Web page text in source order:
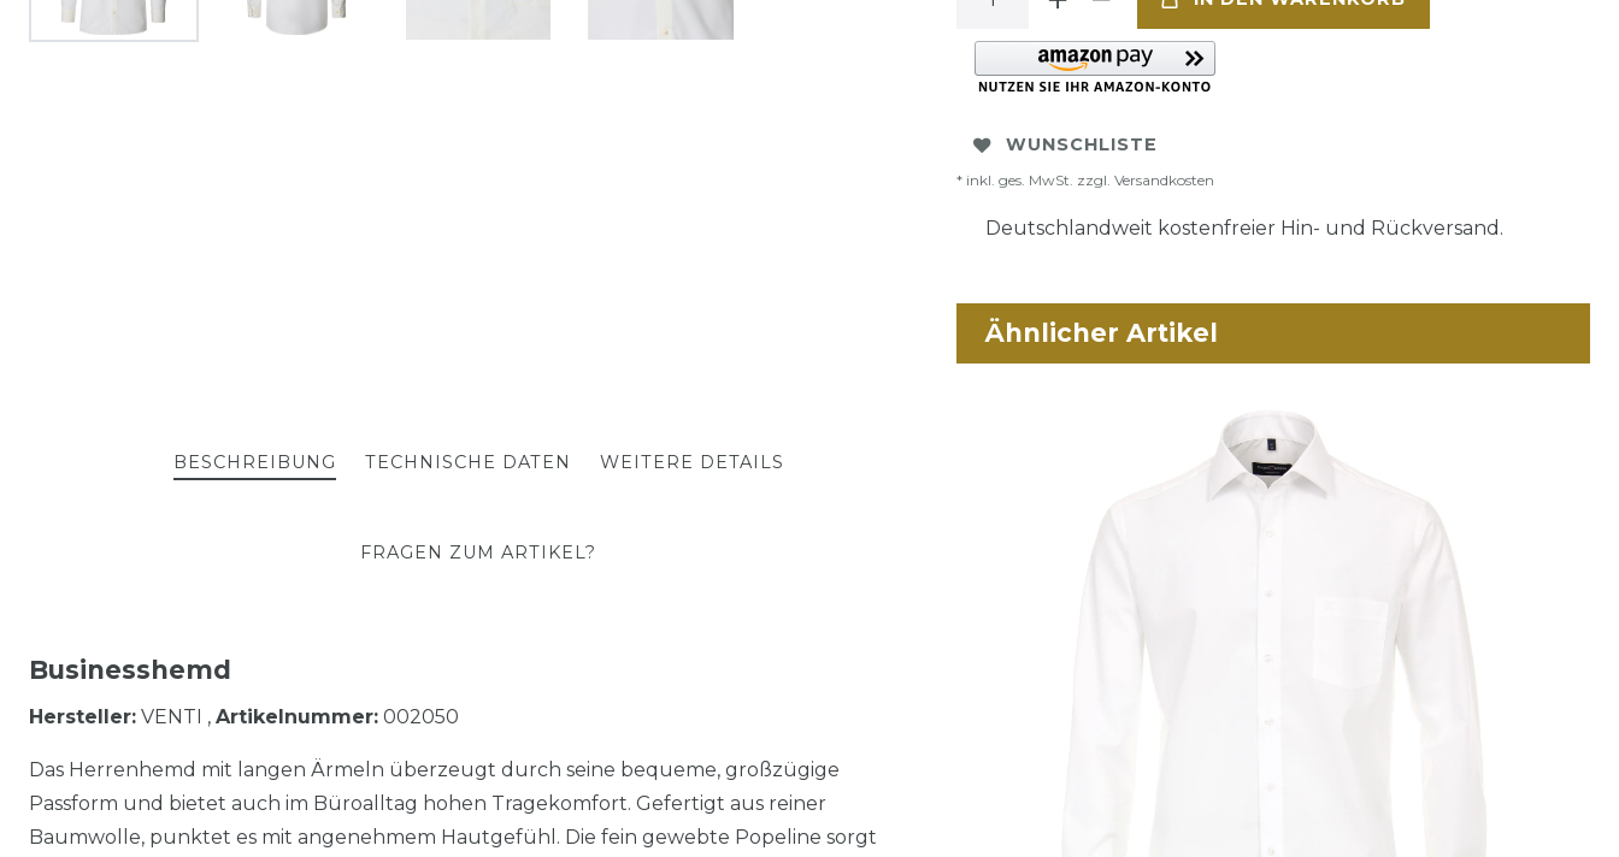
WUNSCHLISTE
* inkl. ges. MwSt. zzgl. Versandkosten
Deutschlandweit kostenfreier Hin- und Rückversand.
BESCHREIBUNG TECHNISCHE DATEN WEITERE DETAILS
FRAGEN ZUM ARTIKEL?
Businesshemd
Hersteller: VENTI , Artikelnummer: 002050
Das Herrenhemd mit langen Ärmeln überzeugt durch seine bequeme, großzügige
Passform und bietet auch im Büroalltag hohen Tragekomfort. Gefertigt aus reiner
Baumwolle, punktet es mit angenehmem Hautgefühl. Die fein gewebte Popeline sorgt
Ähnlicher Artikel